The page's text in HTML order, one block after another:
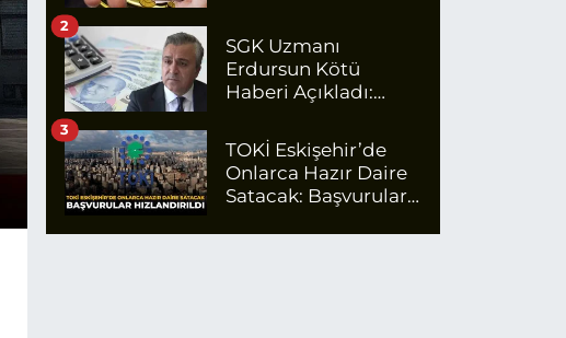
SGK Uzmanı
Erdursun Kötü
Haberi Açıkladı:
İçin Net Rakam
2
TOKİ Eskişehir’de
Onlarca Hazır Daire
Satacak: Başvurular
3